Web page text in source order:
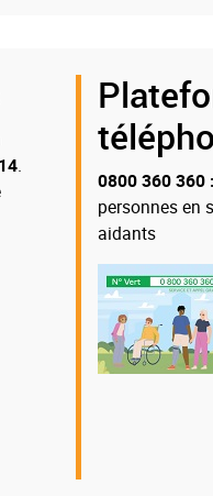
.
0800 360 360 :
personnes en
aidants